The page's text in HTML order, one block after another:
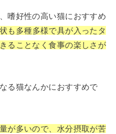
嗜好性の高い猫におすすめ
も多種多様で具が入ったタ
ることなく食事の楽しさが
る猫なんかにおすすめで
が多いので、水分摂取が苦